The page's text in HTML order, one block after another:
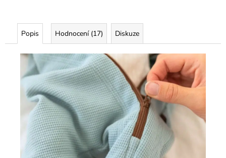
Popis Hodnocení (17) Diskuze